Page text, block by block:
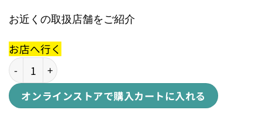
お近くの取扱店舗をご紹介
お店へ行く
MIRACLE SHINE POLISHミラクルシャインポリッシュ個
オンラインストアで購入カートに入れる